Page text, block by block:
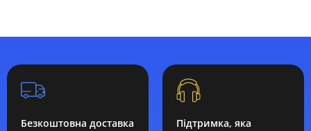
Безкоштовна доставка
Підтримка, яка